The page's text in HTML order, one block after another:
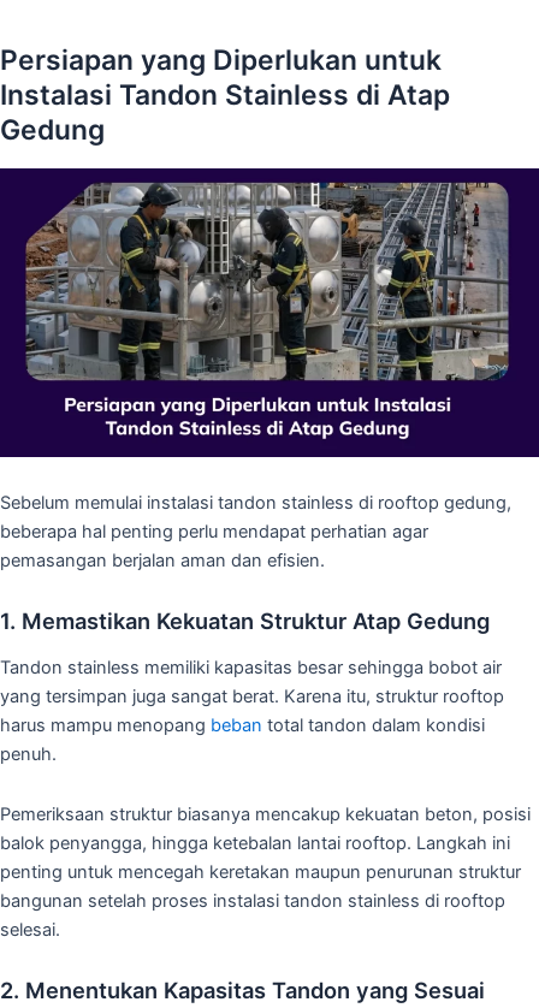
Persiapan yang Diperlukan untuk
Instalasi Tandon Stainless di Atap
Gedung
Sebelum memulai instalasi tandon stainless di rooftop gedung,
beberapa hal penting perlu mendapat perhatian agar
pemasangan berjalan aman dan efisien.
1. Memastikan Kekuatan Struktur Atap Gedung
Tandon stainless memiliki kapasitas besar sehingga bobot air
yang tersimpan juga sangat berat. Karena itu, struktur rooftop
harus mampu menopang beban total tandon dalam kondisi
penuh.
Pemeriksaan struktur biasanya mencakup kekuatan beton, posisi
balok penyangga, hingga ketebalan lantai rooftop. Langkah ini
penting untuk mencegah keretakan maupun penurunan struktur
bangunan setelah proses instalasi tandon stainless di rooftop
selesai.
2. Menentukan Kapasitas Tandon yang Sesuai